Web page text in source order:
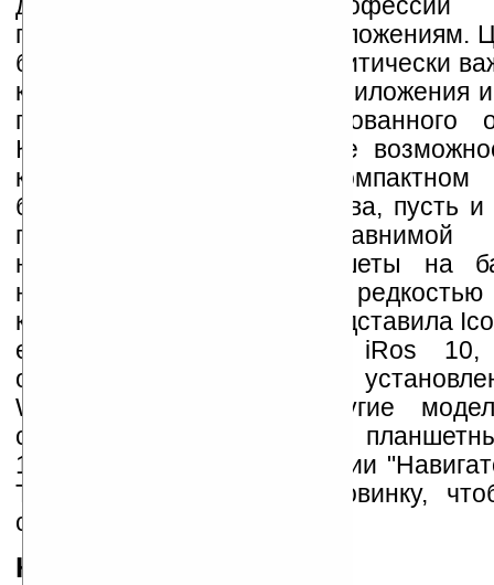
должен в угоду профессии
полнофункциональным приложениям.
быть разными – кому-то критически
кому-то диагностические приложения
подключения специализированного
Кому-то хочется иметь все
компьютера в
бесклавиатурного устройства, пусть
производительностью
нетбуком. Поэтому планшеты на
нельзя назвать такой уж
компания Acer недавно представила
есть такая модель как iRos 10,
одновременно могут быть
Windows 7. Есть и другие
сегодняшнего обзора стал
1410 от украинской компании
THG.ru протестировала новинку,
своё мнение о продукте.
Комплектация